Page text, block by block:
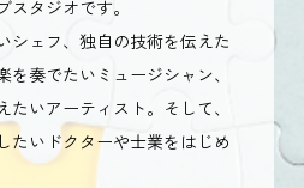
タジオです。
シェフ、独自の技術を伝えた
奏でたいミュージシャン、
いアーティスト。そして、
たいドクターや士業をはじめ